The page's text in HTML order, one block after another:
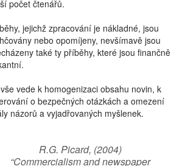
počet čtenářů.
jejichž zpracování je nákladné, jsou
nebo opomíjeny, nevšímavě jsou
také ty příběhy, které jsou finančně
vede k homogenizaci obsahu novin, k
o bezpečných otázkách a omezení
názorů a vyjadřovaných myšlenek.
R.G. Picard, (2004)
“Commercialism and newspaper